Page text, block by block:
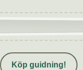
Köp guidning!